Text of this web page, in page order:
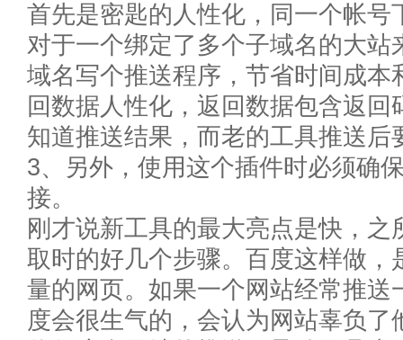
首先是密匙的人性化，同一个帐
对于一个绑定了多个子域名的大
域名写个推送程序，节省时间成
回数据人性化，返回数据包含返
知道推送结果，而老的工具推送
3、另外，使用这个插件时必须确
接。
刚才说新工具的最大亮点是快，
取时的好几个步骤。百度这样做
量的网页。如果一个网站经常推
度会很生气的，会认为网站辜负